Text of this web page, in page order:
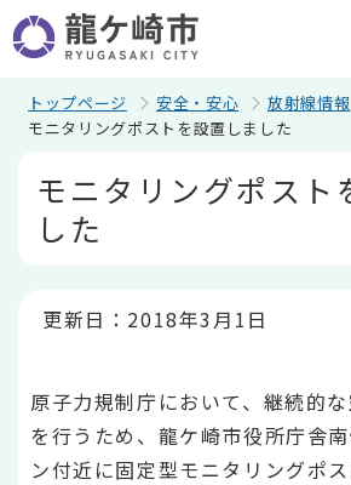
の
ペ
トップページ 安全・安心 放射線情報
モニタリングポストを設置しました
モニタリングポスト
した
更新日：2018年3月1日
原子力規制庁において、継続的
を行うため、龍ケ崎市役所庁舎
ン付近に固定型モニタリングポ